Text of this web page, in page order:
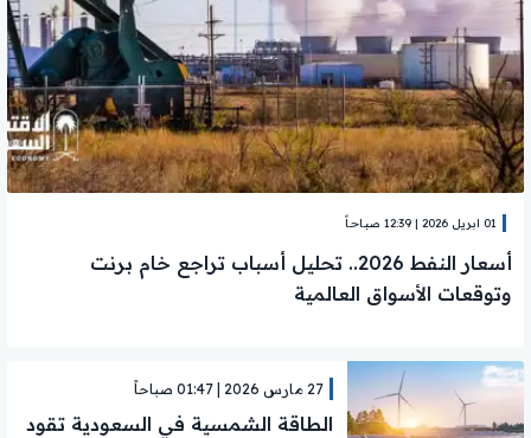
01 ابريل 2026 | 12:39 صباحاً
أسعار النفط 2026.. تحليل أسباب تراجع خام برنت
وتوقعات الأسواق العالمية
27 مارس 2026 | 01:47 صباحاً
الطاقة الشمسية في السعودية تقود